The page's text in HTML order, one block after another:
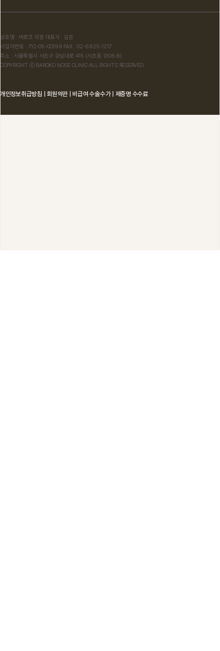
상호명 : 바로코 의원 대표자 : 김준
사업자번호 : 712-05-00199 FAX : 02-6925-1217
주소 : 서울특별시 서초구 강남대로 415 (서초동 1306-8)
COPYRIGHT ⓒ BAROKO NOSE CLINIC ALL RIGHTS RESERVED.
개인정보취급방침 회원약관 비급여 수술수가 제증명 수수료